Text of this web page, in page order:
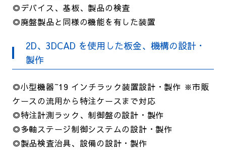
◎デバイス、基板、製品の検査
◎廃盤製品と同様の機能を有した装置
2D、3DCAD を使用した板金、機構の設計・
製作
◎小型機器~19 インチラック装置設計・製作 ※市販
ケースの流用から特注ケースまで対応
◎特注計測ラック、制御盤の設計・製作
◎多軸ステージ制御システムの設計・製作
◎製品検査治具、設備の設計・製作